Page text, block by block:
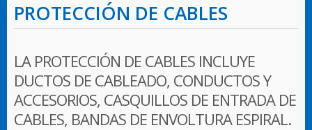
PROTECCIÓN DE CABLES
LA PROTECCIÓN DE CABLES INCLUYE
DUCTOS DE CABLEADO, CONDUCTOS Y
ACCESORIOS, CASQUILLOS DE ENTRADA DE
CABLES, BANDAS DE ENVOLTURA ESPIRAL.